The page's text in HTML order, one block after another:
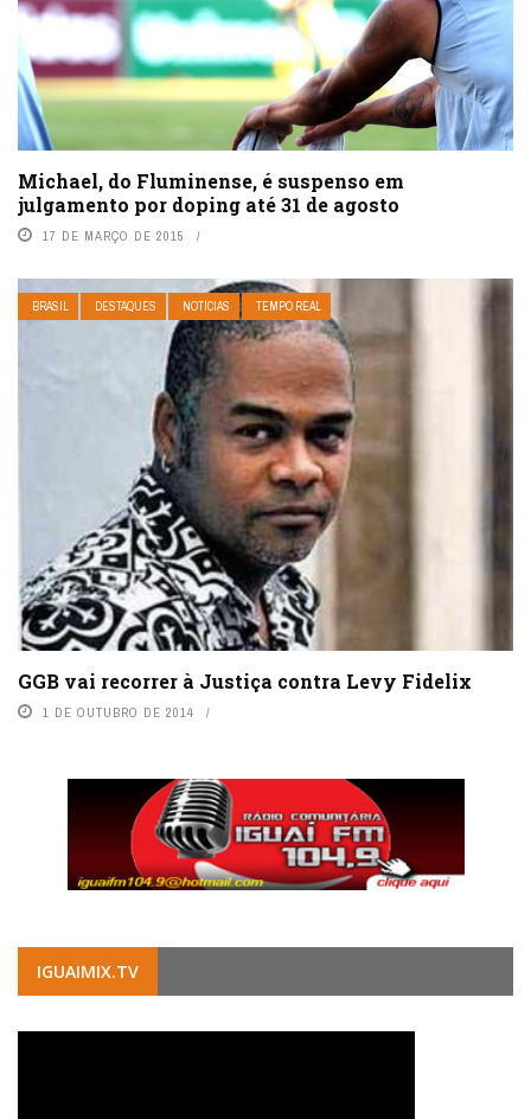
Michael, do Fluminense, é suspenso em
julgamento por doping até 31 de agosto
17 DE MARÇO DE 2015
BRASIL DESTAQUES NOTÍCIAS TEMPO REAL
GGB vai recorrer à Justiça contra Levy Fidelix
1 DE OUTUBRO DE 2014
IGUAIMIX.TV